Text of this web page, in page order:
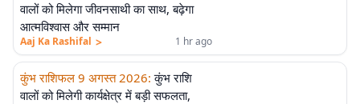
वालों को मिलेगा जीवनसाथी का साथ, बढ़ेगा
आत्मविश्वास और सम्मान
Aaj Ka Rashifal > 1 hr ago
कुंभ राशिफल 9 अगस्त 2026: कुंभ राशि
वालों को मिलेगी कार्यक्षेत्र में बड़ी सफलता,